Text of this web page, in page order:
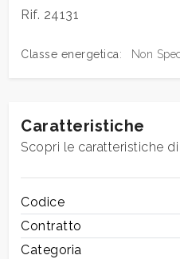
Rif. 24131
Classe energetica: Non
Caratteristiche
Scopri le caratteristiche
Codice
Contratto
Categoria
Totale
mq